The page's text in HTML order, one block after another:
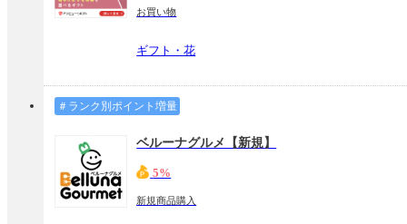
お買い物
ギフト・花
＃ランク別ポイント増量
ベルーナグルメ【新規】
5%
新規商品購入